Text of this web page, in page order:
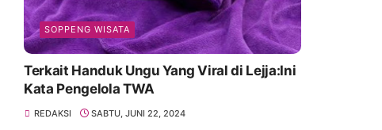
SOPPENG WISATA
Terkait Handuk Ungu Yang Viral di Lejja:Ini
Kata Pengelola TWA
REDAKSI SABTU, JUNI 22, 2024